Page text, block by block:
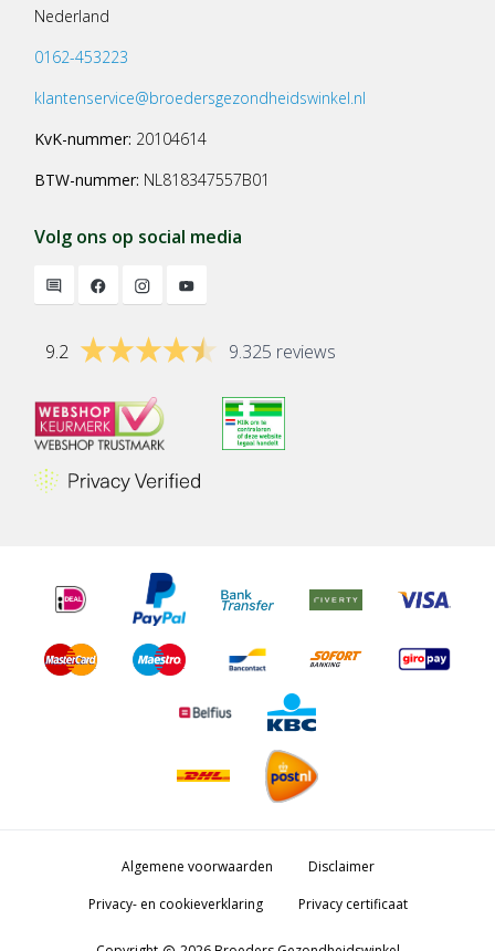
Nederland
0162-453223
klantenservice@broedersgezondheidswinkel.nl
KvK-nummer: 20104614
BTW-nummer: NL818347557B01
Volg ons op social media
9.2 9.325 reviews
Algemene voorwaarden
Disclaimer
Privacy- en cookieverklaring
Privacy certificaat